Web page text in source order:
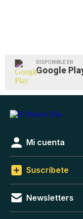
DISPONIBLE EN
Google
Mi cuenta
Suscríbete
Newsletters